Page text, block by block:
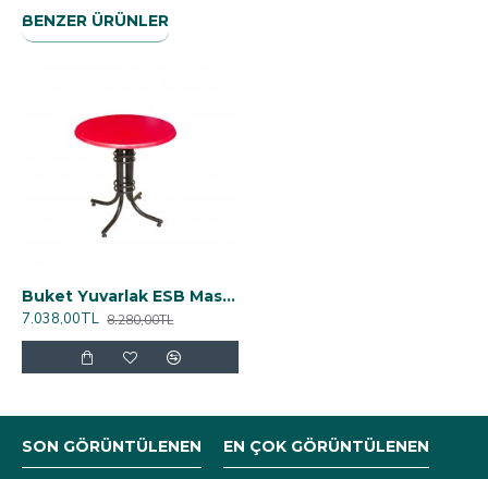
BENZER ÜRÜNLER
Buket Yuvarlak ESB Masa Çap 60cm - (Werzalit, Wermodin ve Allzalit Tabla) - Kırmızı
7.038,00TL 8.280,00TL
SON GÖRÜNTÜLENEN EN ÇOK GÖRÜNTÜLENEN